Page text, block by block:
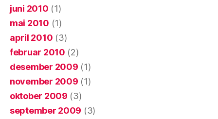
juni 2010 (1)
mai 2010 (1)
april 2010 (3)
februar 2010 (2)
desember 2009 (1)
november 2009 (1)
oktober 2009 (3)
september 2009 (3)